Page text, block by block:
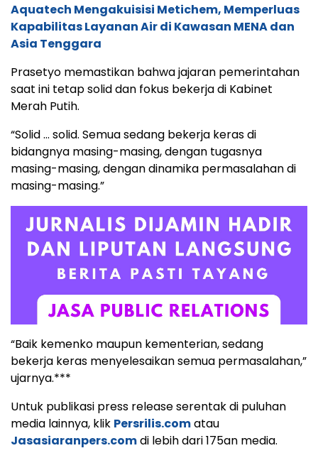
Aquatech Mengakuisisi Metichem, Memperluas
Kapabilitas Layanan Air di Kawasan MENA dan
Asia Tenggara
Prasetyo memastikan bahwa jajaran pemerintahan
saat ini tetap solid dan fokus bekerja di Kabinet
Merah Putih.
“Solid … solid. Semua sedang bekerja keras di
bidangnya masing-masing, dengan tugasnya
masing-masing, dengan dinamika permasalahan di
masing-masing.”
“Baik kemenko maupun kementerian, sedang
bekerja keras menyelesaikan semua permasalahan,”
ujarnya.***
Untuk publikasi press release serentak di puluhan
media lainnya, klik Persrilis.comatau
Jasasiaranpers.comdi lebih dari 175an media.